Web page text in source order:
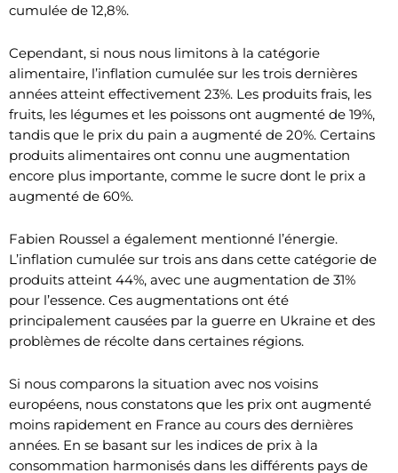
cumulée de 12,8%.
Cependant, si nous nous limitons à la catégorie
alimentaire, l’inflation cumulée sur les trois dernières
années atteint effectivement 23%. Les produits frais, les
fruits, les légumes et les poissons ont augmenté de 19%,
tandis que le prix du pain a augmenté de 20%. Certains
produits alimentaires ont connu une augmentation
encore plus importante, comme le sucre dont le prix a
augmenté de 60%.
Fabien Roussel a également mentionné l’énergie.
L’inflation cumulée sur trois ans dans cette catégorie de
produits atteint 44%, avec une augmentation de 31%
pour l’essence. Ces augmentations ont été
principalement causées par la guerre en Ukraine et des
problèmes de récolte dans certaines régions.
Si nous comparons la situation avec nos voisins
européens, nous constatons que les prix ont augmenté
moins rapidement en France au cours des dernières
années. En se basant sur les indices de prix à la
consommation harmonisés dans les différents pays de